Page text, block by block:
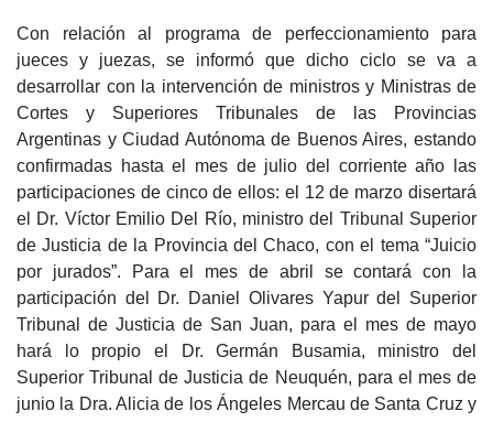
Con relación al programa de perfeccionamiento para
jueces y juezas, se informó que dicho ciclo se va a
desarrollar con la intervención de ministros y Ministras de
Cortes y Superiores Tribunales de las Provincias
Argentinas y Ciudad Autónoma de Buenos Aires, estando
confirmadas hasta el mes de julio del corriente año las
participaciones de cinco de ellos: el 12 de marzo disertará
el Dr. Víctor Emilio Del Río, ministro del Tribunal Superior
de Justicia de la Provincia del Chaco, con el tema “Juicio
por jurados”. Para el mes de abril se contará con la
participación del Dr. Daniel Olivares Yapur del Superior
Tribunal de Justicia de San Juan, para el mes de mayo
hará lo propio el Dr. Germán Busamia, ministro del
Superior Tribunal de Justicia de Neuquén, para el mes de
junio la Dra. Alicia de los Ángeles Mercau de Santa Cruz y